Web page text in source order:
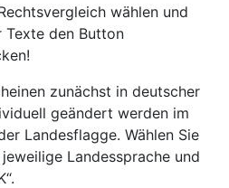
wählen und
Texte den Button
zunächst in deutscher
geändert werden im
Landesflagge. Wählen Sie
Landessprache und